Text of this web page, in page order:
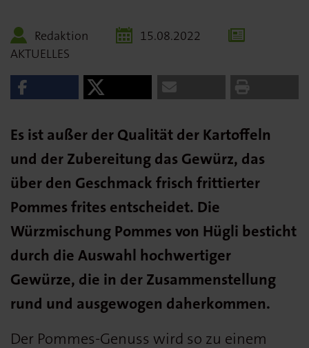
Redaktion
15.08.2022
AKTUELLES
Es ist außer der Qualität der Kartoffeln
und der Zubereitung das Gewürz, das
über den Geschmack frisch frittierter
Pommes frites entscheidet. Die
Würzmischung Pommes von Hügli besticht
durch die Auswahl hochwertiger
Gewürze, die in der Zusammenstellung
rund und ausgewogen daherkommen.
Der Pommes-Genuss wird so zu einem